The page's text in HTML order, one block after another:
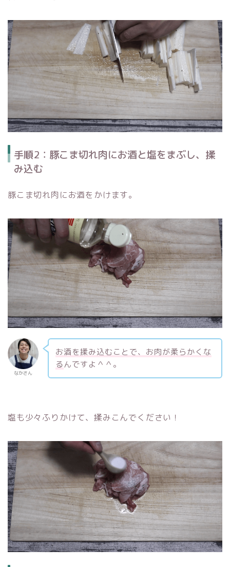
手順2：豚こま切れ肉にお酒と塩をまぶし、揉
み込む
豚こま切れ肉にお酒をかけます。
なかさん
お酒を揉み込むことで、お肉が柔らかくな
るんですよ＾＾。
塩も少々ふりかけて、揉みこんでください！